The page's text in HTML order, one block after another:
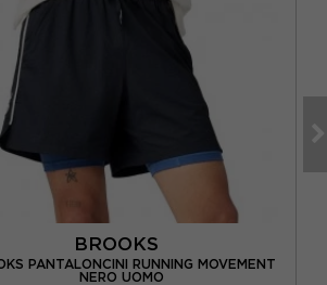
BROOKS
PANTALONCINI RUNNING MOVEMENT
NERO UOMO